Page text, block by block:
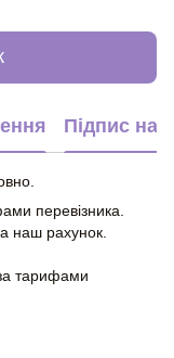
Підпис на
перевізника.
наш рахунок.
тарифами